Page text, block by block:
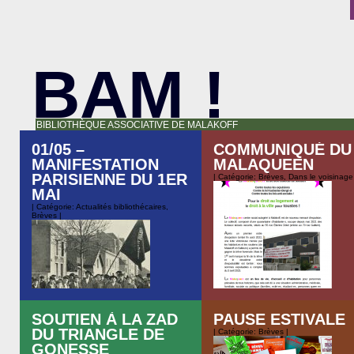
BAM !
BIBLIOTHÈQUE ASSOCIATIVE DE MALAKOFF
01/05 –
MANIFESTATION
PARISIENNE DU 1ER
MAI
| Catégorie: Actualités bibliothécaires
Brèves |
COMMUNIQUÉ DU
MALAQUEEN
| Catégorie: Brèves Dans le voisinage
Nous relayons ici le
du Malaqueen, menacé
à compter du 3 avril 2023.
SOUTIEN À LA ZAD
DU TRIANGLE DE
GONESSE
PAUSE ESTIVALE
| Catégorie: Brèves |